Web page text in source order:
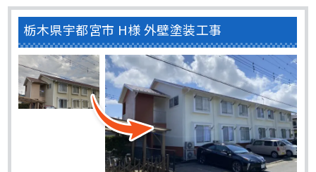
栃木県宇都宮市 H様 外壁塗装工事